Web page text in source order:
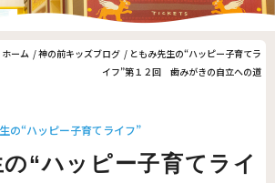
ーム 神の前キッズブログ
ともみ先生の“ハッピー子育てラ
イフ”第１２回 歯みがきの自立への道
の“ハッピー子育てライフ”
“ハッピー子育てライ